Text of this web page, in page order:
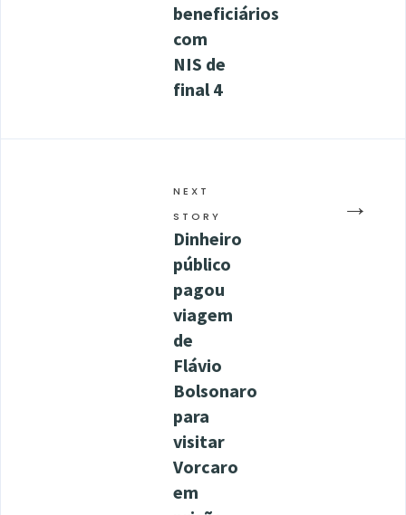
beneficiários
com
NIS de
final 4
→
NEXT
STORY
Dinheiro
público
pagou
viagem
de
Flávio
Bolsonaro
para
visitar
Vorcaro
em